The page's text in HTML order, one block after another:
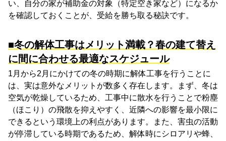
い、自分の家が補助金の対象（特定空き家など）になるか
を確認しておくことが、受給を勝ち取る秘訣です。
■冬の解体工事はメリット満載？春の建て替え
に間に合わせる最適なスケジュール
1月から2月にかけての冬の時期に解体工事を行うことに
は、実は意外なメリットが数多く存在します。まず、冬は
空気が乾燥しているため、工事中に散水を行うことで粉塵
（ほこり）の飛散を抑えやすく、近隣への影響を最小限に
できるという環境上の利点があります。また、害虫の活動
が停滞している時期であるため、解体時にシロアリや蜂、